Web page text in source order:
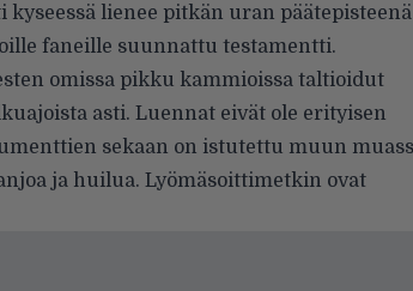
lienee pitkän uran päätepisteenä
faneille suunnattu testamentti.
omissa pikku kammioissa taltioidut
asti. Luennat eivät ole erityisen
sekaan on istutettu muun
ja huilua. Lyömäsoittimetkin ovat